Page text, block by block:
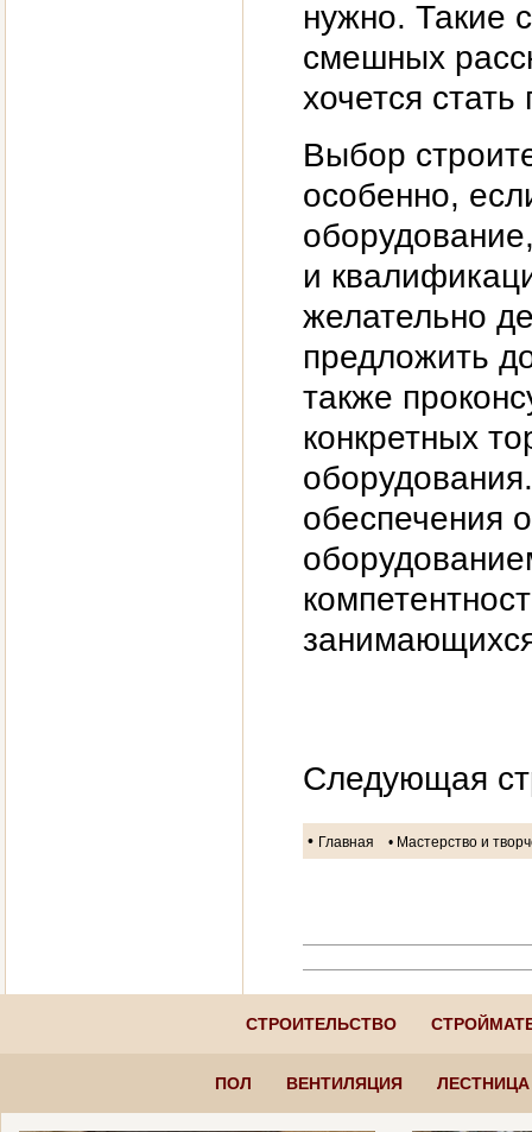
нужно. Такие
смешных
хочется
Выбор
особенно,
и
желательно
предложить
также
конкретных
обеспечения
Следующая
• Главная • Мастерство и
СТРОИТЕЛЬСТВО
ПОЛ ВЕНТИЛЯЦИЯ ЛЕСТНИЦА